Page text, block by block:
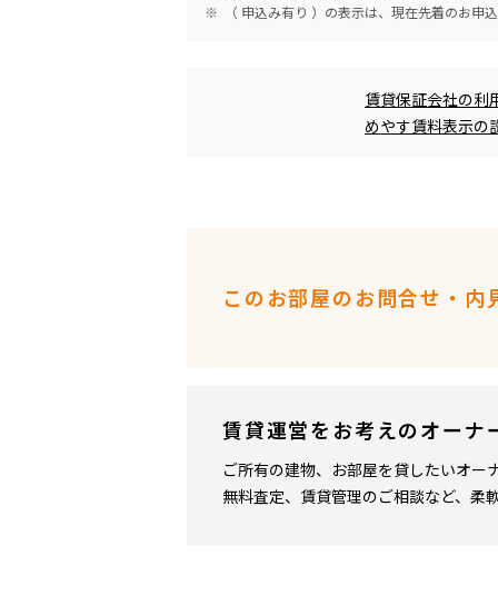
（ 申込み有り ）の表示は、現在先着のお
めやす賃料表示賃貸保証会社の利
めやす賃料表示の
このお部屋のお問合せ・内
賃貸運営をお考えのオーナ
ご所有の建物、お部屋を貸したいオー
無料査定、賃貸管理のご相談など、柔